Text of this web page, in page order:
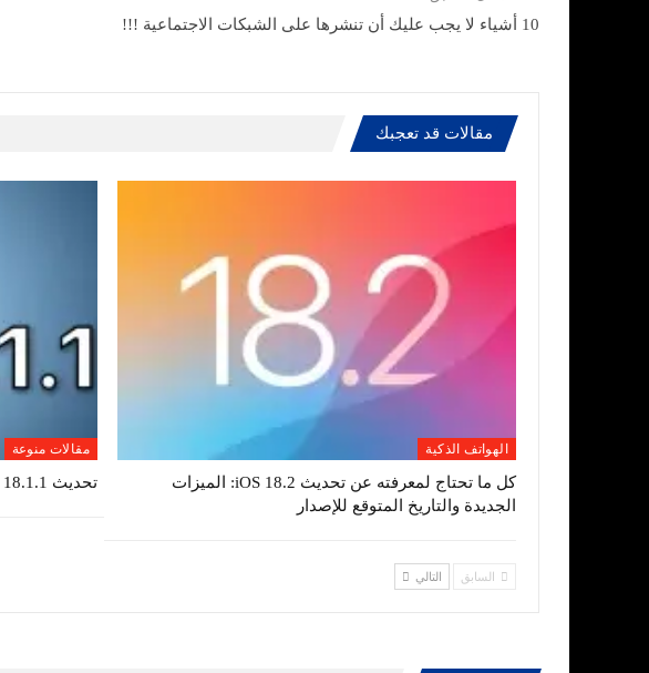
10 أشياء لا يجب عليك أن تنشرها على الشبكات الاجتماعية !!!
مقالات قد تعجبك
الهواتف الذكية
كل ما تحتاج لمعرفته عن تحديث iOS 18.2: الميزات
الجديدة والتاريخ المتوقع للإصدار
مقالات منوعة
تحديث iOS 18.1.1: تحسينات الأمان والميزات الجديدة
السابق التالي